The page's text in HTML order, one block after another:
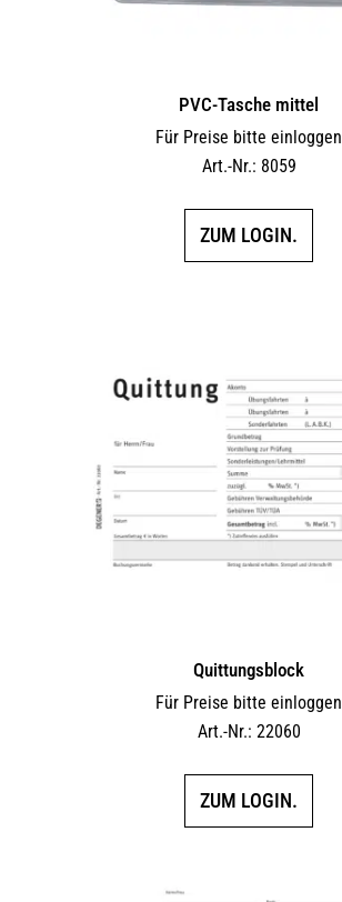
PVC-Tasche mittel
Für Preise bitte einloggen
Art.-Nr.: 8059
ZUM LOGIN.
Quittungsblock
Für Preise bitte einloggen
Art.-Nr.: 22060
ZUM LOGIN.